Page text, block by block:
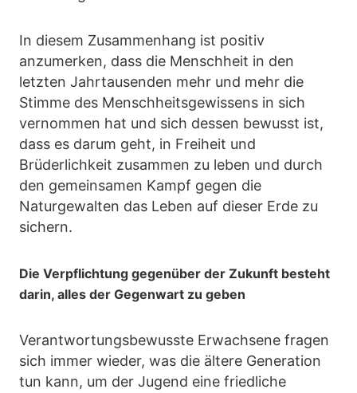
In diesem Zusammenhang ist positiv
anzumerken, dass die Menschheit in den
letzten Jahrtausenden mehr und mehr die
Stimme des Menschheitsgewissens in sich
vernommen hat und sich dessen bewusst ist,
dass es darum geht, in Freiheit und
Brüderlichkeit zusammen zu leben und durch
den gemeinsamen Kampf gegen die
Naturgewalten das Leben auf dieser Erde zu
sichern.
Die Verpflichtung gegenüber der Zukunft besteht
darin, alles der Gegenwart zu geben
Verantwortungsbewusste Erwachsene fragen
sich immer wieder, was die ältere Generation
tun kann, um der Jugend eine friedliche